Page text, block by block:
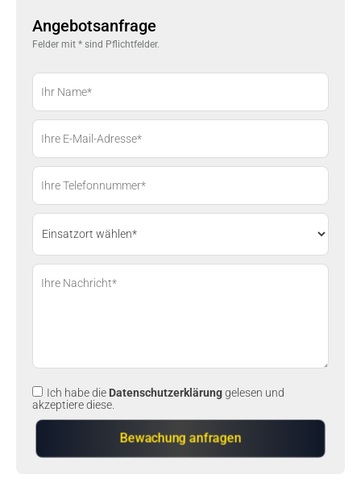
Angebotsanfrage
Felder mit * sind Pflichtfelder.
Ich habe die Datenschutzerklärunggelesen und
akzeptiere diese.